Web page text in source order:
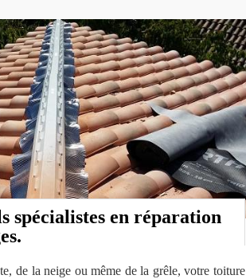
spécialistes en réparation
de la neige ou même de la grêle, votre toiture